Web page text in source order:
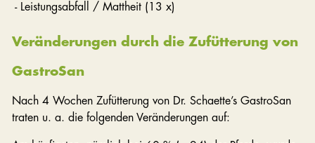
- Leistungsabfall / Mattheit (13 x)
Veränderungen durch die Zufütterung von
GastroSan
Nach 4 Wochen Zufütterung von Dr. Schaette’s GastroSan
traten u. a. die folgenden Veränderungen auf: